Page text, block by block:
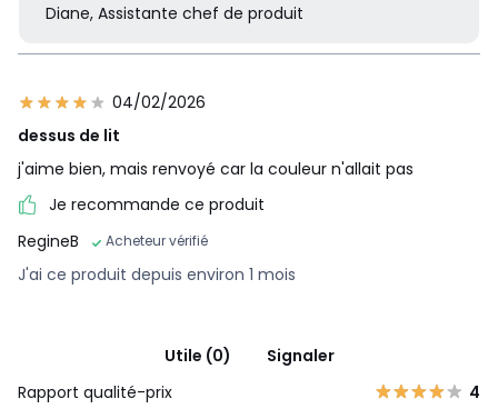
Diane, Assistante chef de produit
04/02/2026
dessus de lit
j'aime bien, mais renvoyé car la couleur n'allait pas
Je recommande ce produit
RegineB
Acheteur vérifié
J'ai ce produit depuis environ 1 mois
Utile (0)
Signaler
Rapport qualité-prix
4